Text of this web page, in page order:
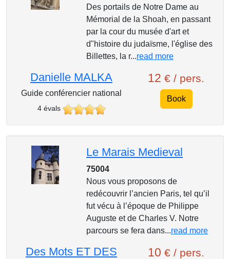
Des portails de Notre Dame au
Mémorial de la Shoah, en passant
par la cour du musée d'art et
d"histoire du judaïsme, l'église des
Billettes, la r...read more
Danielle MALKA
Guide conférencier national
4 évals
12 € / pers.
Book
Le Marais Medieval
75004
Nous vous proposons de
redécouvrir l’ancien Paris, tel qu’il
fut vécu à l’époque de Philippe
Auguste et de Charles V. Notre
parcours se fera dans...read more
Des Mots ET DES
10 € / pers.